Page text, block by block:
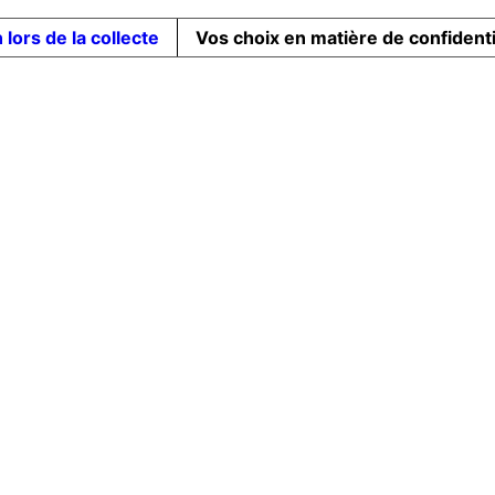
lors de la collecte Vos choix en matière de